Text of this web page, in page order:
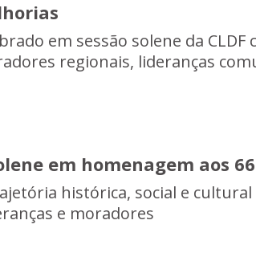
em sessão solene da CLDF
regionais, lideranças
em homenagem aos
histórica, social e
e moradores